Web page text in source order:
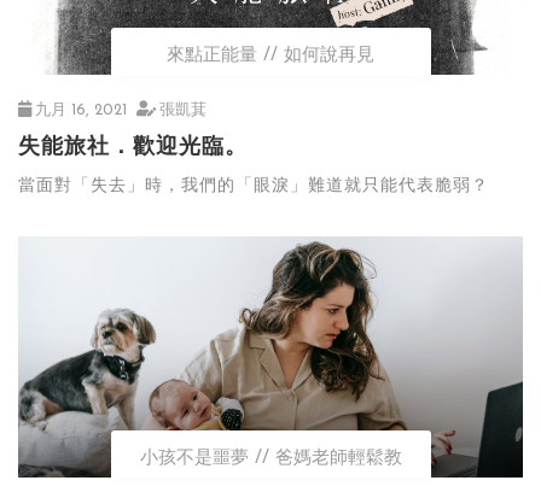
來點正能量 如何說再見
九月 16, 2021 張凱萁
失能旅社．歡迎光臨。
當面對「失去」時，我們的「眼淚」難道就只能代表脆弱？
小孩不是噩夢 爸媽老師輕鬆教